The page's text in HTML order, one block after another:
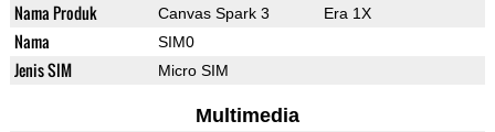
Nama Produk Canvas Spark 3 Era 1X
Nama SIM0
Jenis SIM Micro SIM
Multimedia